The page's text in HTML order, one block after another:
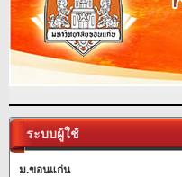
ระบบผู้ใช้
ม.ขอนแก่น